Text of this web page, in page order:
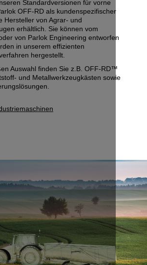
Standardversionen für vorne
OFF-RD als kundenspezifischer
Hersteller von Agrar- und
erhältlich. Sie können vom
von Parlok Engineering entworfen
in unserem effizienten
hergestellt.
Auswahl finden Sie z.B. OFF-RD™
und Metallwerkzeugkästen sowie